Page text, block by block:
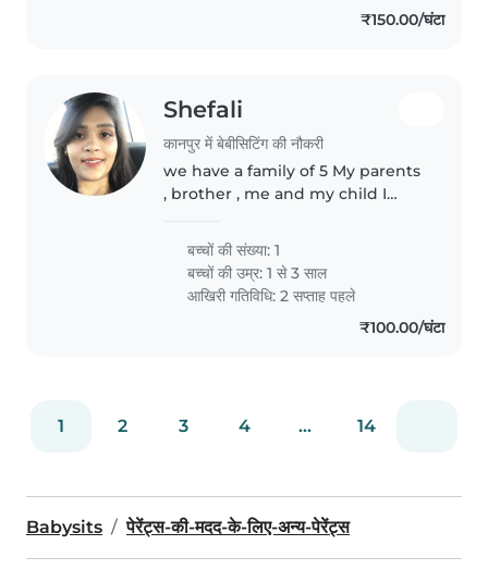
₹150.00/घंटा
Shefali
कानपुर में बेबीसिटिंग की नौकरी
we have a family of 5 My parents
, brother , me and my child I
बच्चों की संख्या: 1
बच्चों की उम्र:1 से 3 साल
आखिरी गतिविधि: 2 सप्ताह पहले
₹100.00/घंटा
1 2 3 4 ... 14
Babysits पेरेंट्स-की-मदद-के-लिए-अन्य-पेरेंट्स